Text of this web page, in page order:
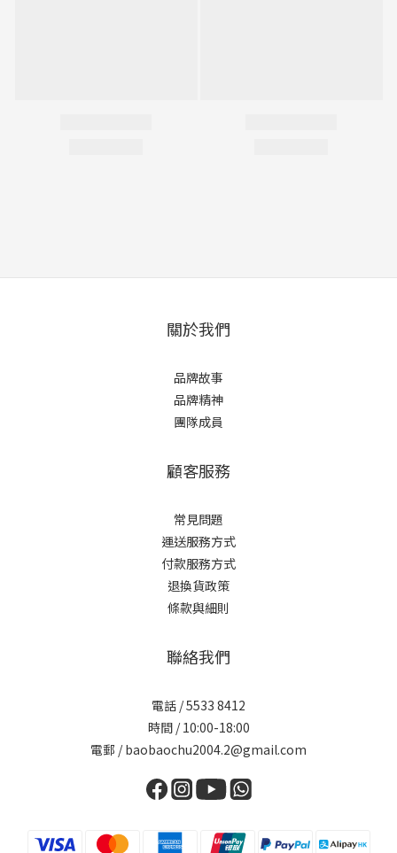
關於我們
品牌故事
品牌精神
團隊成員
顧客服務
常見問題
運送服務方式
付款服務方式
退換貨政策
條款與細則
聯絡我們
電話 / 5533 8412
時間 / 10:00-18:00
電郵 / baobaochu2004.2@gmail.com